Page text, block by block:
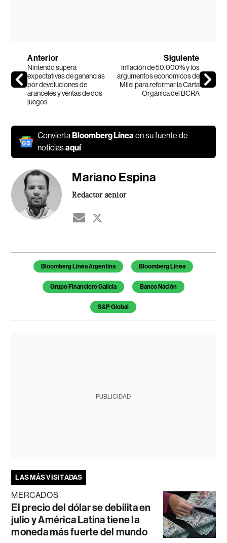
Anterior
Nintendo supera
expectativas de ganancias
por devoluciones de
aranceles y ventas de dos
juegos
Siguiente
Inflación de 50.000% y los
argumentos económicos de
Milei para reformar la Carta
Orgánica del BCRA
ConviertaBloomberg Línea en su fuente de
noticiasaquí
Mariano Espina
Redactor senior
Temas de este artículo
Bloomberg Línea Argentina Bloomberg Línea
Grupo Financiero Galicia Banco Nación
S&P Global
PUBLICIDAD
LAS MÁS VISITADAS
MERCADOS
El precio del dólar se debilita en
julio y América Latina tiene la
moneda más fuerte del mundo